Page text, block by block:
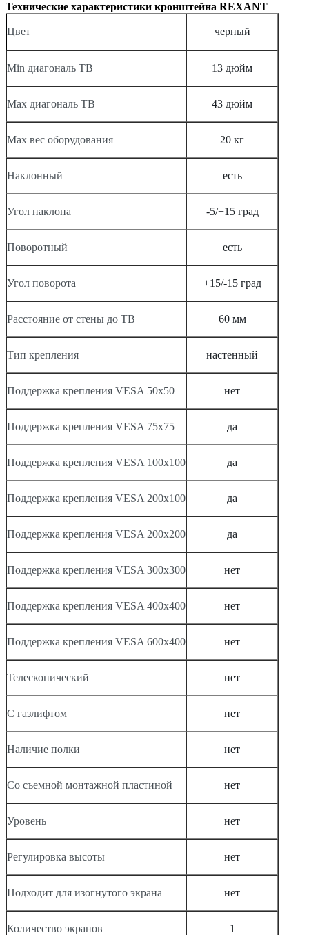
Технические характеристики кронштейна REXANT
Цвет черный
Min диагональ ТВ 13 дюйм
Мах диагональ ТВ 43 дюйм
Мах вес оборудования 20 кг
Наклонный есть
Угол наклона -5/+15 град
Поворотный есть
Угол поворота +15/-15 град
Расстояние от стены до ТВ 60 мм
Тип крепления настенный
Поддержка крепления VESA 50х50 нет
Поддержка крепления VESA 75х75 да
Поддержка крепления VESA 100х100 да
Поддержка крепления VESA 200х100 да
Поддержка крепления VESA 200х200 да
Поддержка крепления VESA 300х300 нет
Поддержка крепления VESA 400х400 нет
Поддержка крепления VESA 600х400 нет
Телескопический нет
С газлифтом нет
Наличие полки нет
Со съемной монтажной пластиной нет
Уровень нет
Регулировка высоты нет
Подходит для изогнутого экрана нет
Количество экранов 1